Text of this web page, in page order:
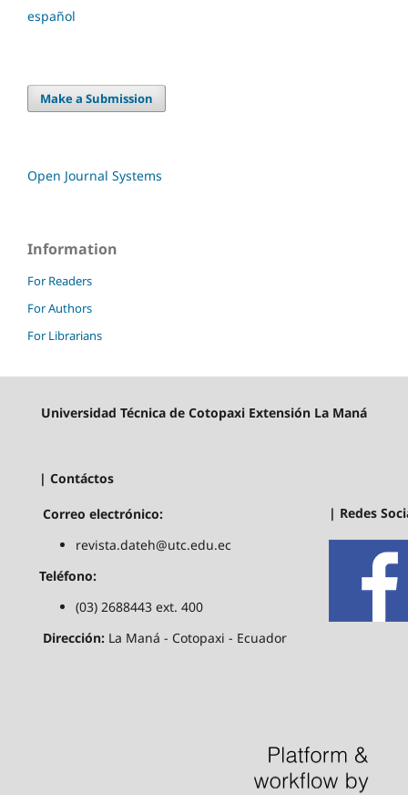
español
Make a Submission
Open Journal Systems
Information
For Readers
For Authors
For Librarians
Universidad Técnica de Cotopaxi Extensión La Maná
| Contáctos
Correo electrónico:
revista.dateh@utc.edu.ec
Teléfono:
(03) 2688443 ext. 400
Dirección: La Maná - Cotopaxi - Ecuador
| Redes